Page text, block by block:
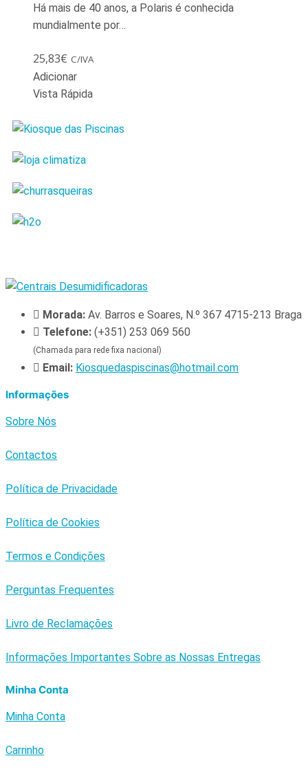
Há mais de 40 anos, a Polaris é conhecida
mundialmente por…
25,83€ C/IVA
Adicionar
Vista Rápida
Morada: Av. Barros e Soares, N.º 367 4715-213 Braga
Telefone: (+351) 253 069 560
(Chamada para rede fixa nacional)
Email: Kiosquedaspiscinas@hotmail.com
Informações
Sobre Nós
Contactos
Política de Privacidade
Política de Cookies
Termos e Condições
Perguntas Frequentes
Livro de Reclamações
Informações Importantes Sobre as Nossas Entregas
Minha Conta
Minha Conta
Carrinho